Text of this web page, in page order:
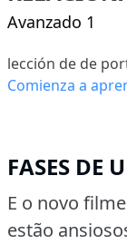
Avanzado 1
lección de de
Comienza a
FASES DE
E o novo
estão